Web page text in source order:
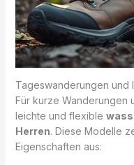
Tageswanderungen und
Für kurze Wanderungen
leichte und flexible
Herren. Diese Modelle
Eigenschaften aus: